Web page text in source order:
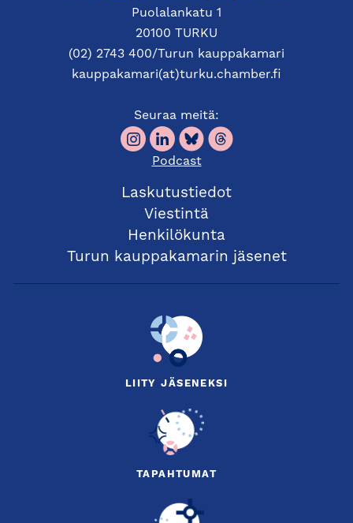
Puolalankatu 1
20100 TURKU
(02) 2743 400/Turun kauppakamari
kauppakamari(at)turku.chamber.fi
Seuraa meitä:
Podcast
Laskutustiedot
Viestintä
Henkilökunta
Turun kauppakamarin jäsenet
LIITY JÄSENEKSI
TAPAHTUMAT